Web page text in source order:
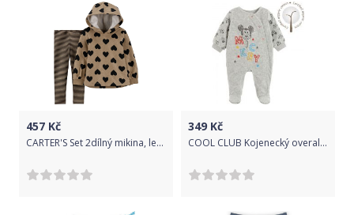
457 Kč
CARTER'S Set 2dílný mikina, legíny Black Hearts dívka 9m
349 Kč
COOL CLUB Kojenecký overal 62